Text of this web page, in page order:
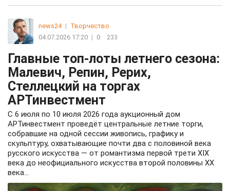
news24 | Творчество
04.07.2026 17:20 | 0 233
Главные топ-лоты летнего сезона:
Малевич, Репин, Рерих,
Стеллецкий на торгах
АРТинвестмент
С 6 июля по 10 июля 2026 года аукционный дом
АРТинвестмент проведёт центральные летние торги,
собравшие на одной сессии живопись, графику и
скульптуру, охватывающие почти два с половиной века
русского искусства — от романтизма первой трети XIX
века до неофициального искусства второй половины ХХ
века...